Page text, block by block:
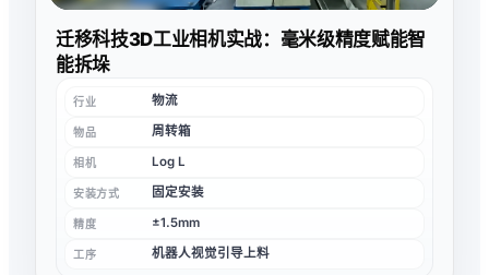
迁移科技3D工业相机实战：毫米级精度赋能智
能拆垛
行业 物流
物品 周转箱
相机 Log L
安装方式 固定安装
精度 ±1.5mm
工序 机器人视觉引导上料